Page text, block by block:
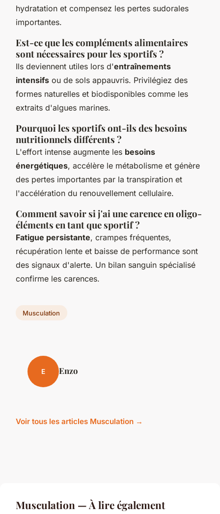
hydratation et compensez les pertes sudorales
importantes.
Est-ce que les compléments alimentaires
sont nécessaires pour les sportifs ?
Ils deviennent utiles lors d'entraînements
intensifs ou de sols appauvris. Privilégiez des
formes naturelles et biodisponibles comme les
extraits d'algues marines.
Pourquoi les sportifs ont-ils des besoins
nutritionnels différents ?
L'effort intense augmente les besoins
énergétiques, accélère le métabolisme et génère
des pertes importantes par la transpiration et
l'accélération du renouvellement cellulaire.
Comment savoir si j'ai une carence en oligo-
éléments en tant que sportif ?
Fatigue persistante, crampes fréquentes,
récupération lente et baisse de performance sont
des signaux d'alerte. Un bilan sanguin spécialisé
confirme les carences.
Musculation
E Enzo
Voir tous les articles Musculation →
Musculation — À lire également